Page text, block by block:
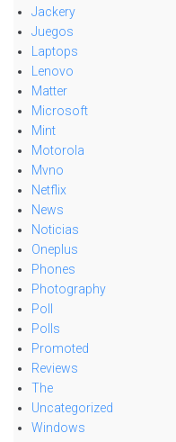
Jackery
Juegos
Laptops
Lenovo
Matter
Microsoft
Mint
Motorola
Mvno
Netflix
News
Noticias
Oneplus
Phones
Photography
Poll
Polls
Promoted
Reviews
The
Uncategorized
Windows